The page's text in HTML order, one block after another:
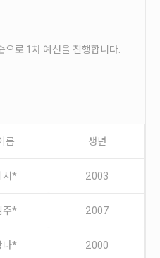
으로 1차 예선을 진행합니다.
름 생년
서* 2003
주* 2007
나* 2000